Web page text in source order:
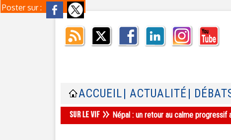
Poster sur :
ACCUEIL | ACTUALITÉ |
Népal : un retour au calme